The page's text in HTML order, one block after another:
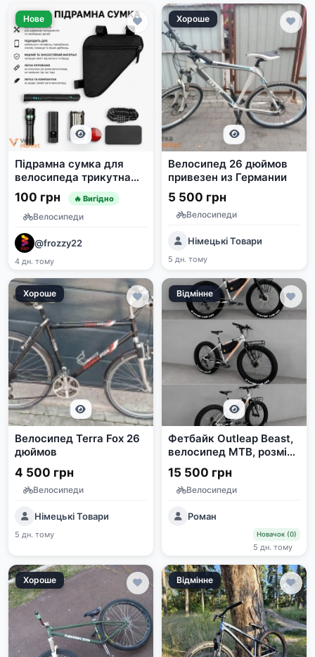
Нове
Підрамна сумка для
велосипеда трикутна
20 см водонепроникна
100 грн 🔥 Вигідно
Велосипеди
@frozzy22
4 дн. тому
Хороше
Велосипед 26 дюймов
привезен из Германии
5 500 грн
Велосипеди
Німецькі Товари
5 дн. тому
Хороше
Велосипед Terra Fox 26
дюймов
4 500 грн
Велосипеди
Німецькі Товари
5 дн. тому
Відмінне
Фетбайк Outleap Beast,
велосипед MTB, розмір
M, колеса 26x4.0
15 500 грн
Велосипеди
Роман
Новачок (0)
5 дн. тому
Хороше Відмінне